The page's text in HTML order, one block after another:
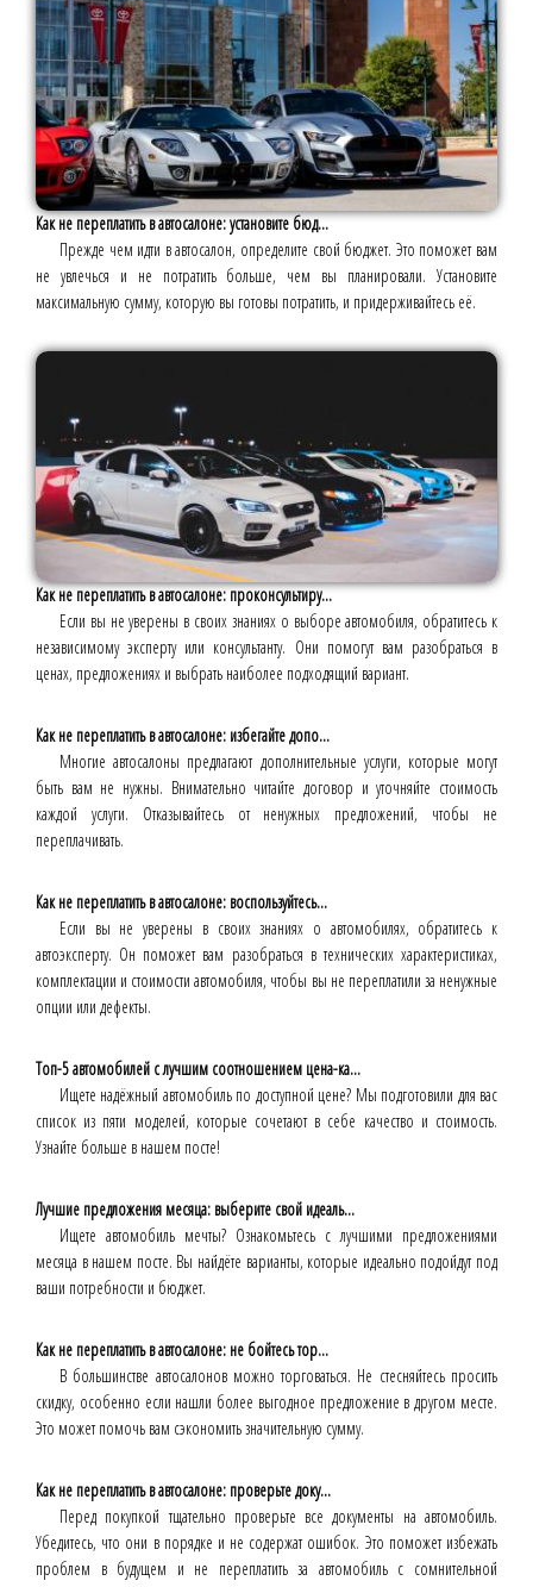
Как не переплатить в автосалоне: установите бюд...
Прежде чем идти в автосалон, определите свой бюджет. Это поможет вам
не увлечься и не потратить больше, чем вы планировали. Установите
максимальную сумму, которую вы готовы потратить, и придерживайтесь её.
Как не переплатить в автосалоне: проконсультиру...
Если вы не уверены в своих знаниях о выборе автомобиля, обратитесь к
независимому эксперту или консультанту. Они помогут вам разобраться в
ценах, предложениях и выбрать наиболее подходящий вариант.
Как не переплатить в автосалоне: избегайте допо...
Многие автосалоны предлагают дополнительные услуги, которые могут
быть вам не нужны. Внимательно читайте договор и уточняйте стоимость
каждой услуги. Отказывайтесь от ненужных предложений, чтобы не
переплачивать.
Как не переплатить в автосалоне: воспользуйтесь...
Если вы не уверены в своих знаниях о автомобилях, обратитесь к
автоэксперту. Он поможет вам разобраться в технических характеристиках,
комплектации и стоимости автомобиля, чтобы вы не переплатили за ненужные
опции или дефекты.
Топ-5 автомобилей с лучшим соотношением цена-ка...
Ищете надёжный автомобиль по доступной цене? Мы подготовили для вас
список из пяти моделей, которые сочетают в себе качество и стоимость.
Узнайте больше в нашем посте!
Лучшие предложения месяца: выберите свой идеаль...
Ищете автомобиль мечты? Ознакомьтесь с лучшими предложениями
месяца в нашем посте. Вы найдёте варианты, которые идеально подойдут под
ваши потребности и бюджет.
Как не переплатить в автосалоне: не бойтесь тор...
В большинстве автосалонов можно торговаться. Не стесняйтесь просить
скидку, особенно если нашли более выгодное предложение в другом месте.
Это может помочь вам сэкономить значительную сумму.
Как не переплатить в автосалоне: проверьте доку...
Перед покупкой тщательно проверьте все документы на автомобиль.
Убедитесь, что они в порядке и не содержат ошибок. Это поможет избежать
проблем в будущем и не переплатить за автомобиль с сомнительной